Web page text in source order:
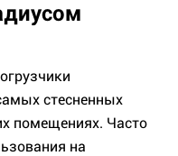
стесненных
помещениях. Часто
на